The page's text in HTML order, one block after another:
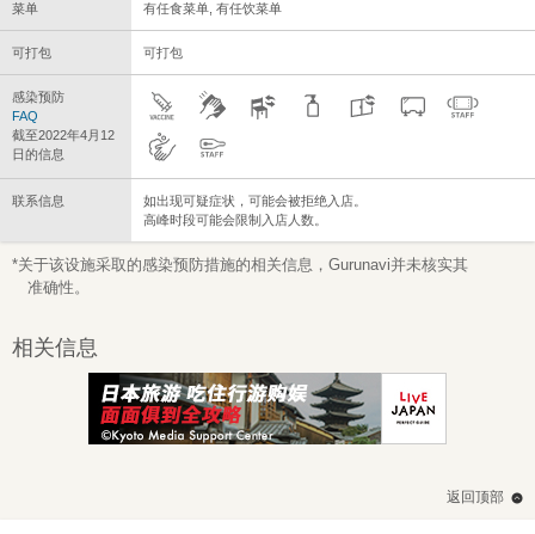
菜单 有任食菜单, 有任饮菜单
可打包 可打包
感染预防
FAQ
截至2022年4月12
日的信息
联系信息
如出现可疑症状，可能会被拒绝入店。
高峰时段可能会限制入店人数。
*关于该设施采取的感染预防措施的相关信息，Gurunavi并未核实其
准确性。
相关信息
返回顶部